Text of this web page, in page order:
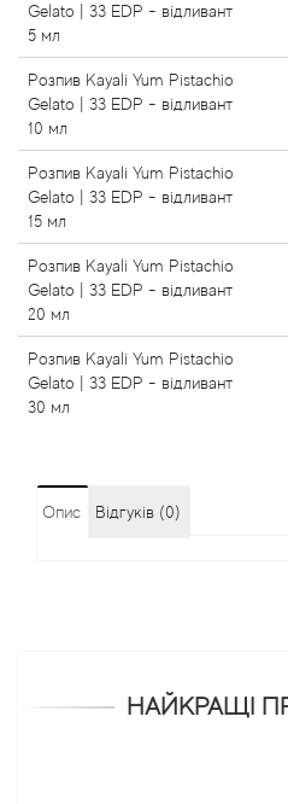
Gelato | 33 EDP - відливант
5 мл
Розпив Kayali Yum Pistachio
Gelato | 33 EDP - відливант
10 мл
Розпив Kayali Yum Pistachio
Gelato | 33 EDP - відливант
15 мл
Розпив Kayali Yum Pistachio
Gelato | 33 EDP - відливант
20 мл
Розпив Kayali Yum Pistachio
Gelato | 33 EDP - відливант
30 мл
Опис Відгуків (0)
НАЙКРАЩІ